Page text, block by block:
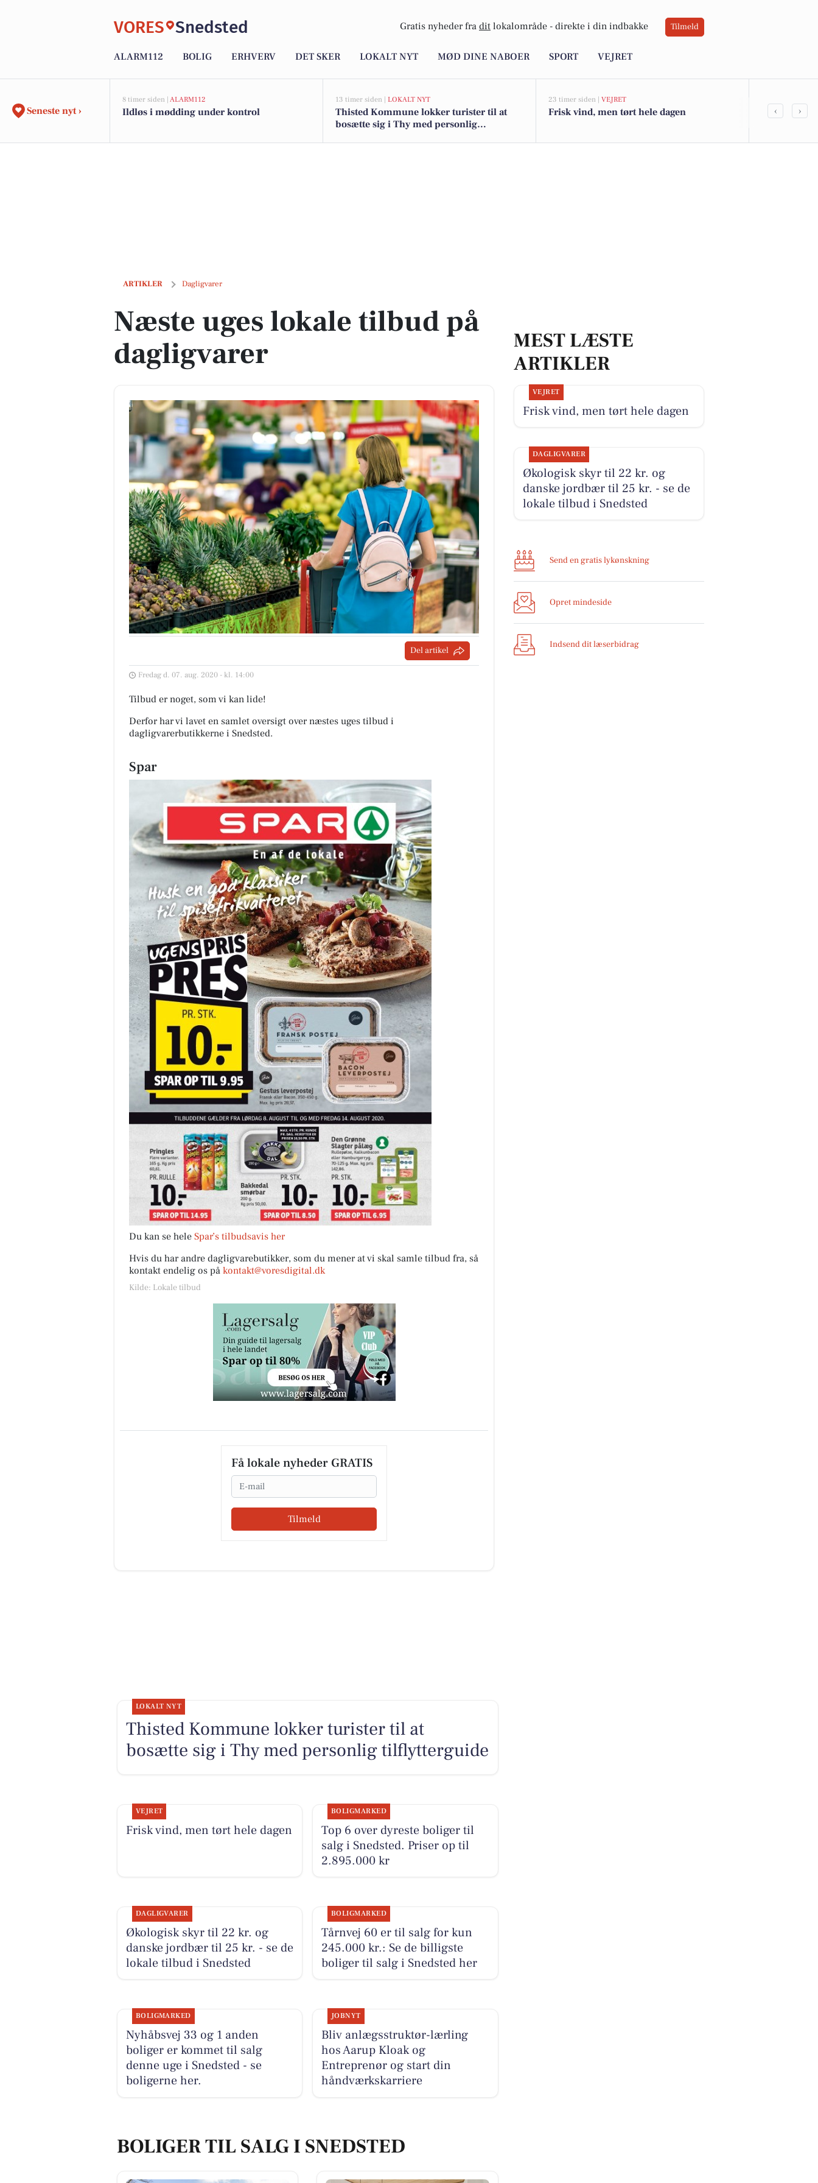
VORES Snedsted Gratis nyheder fra dit lokalområde - direkte i din indbakke Tilmeld
ALARM112 BOLIG ERHVERV DET SKER LOKALT NYT MØD DINE NABOER SPORT VEJRET
Seneste nyt ›
8 timer siden | ALARM112
Ildløs i mødding under kontrol
13 timer siden | LOKALT NYT
Thisted Kommune lokker turister til at
bosætte sig i Thy med personlig
23 timer siden | VEJRET
Frisk vind, men tørt hele dagen
Top 6 over
‹ ›
ARTIKLER Dagligvarer
Næste uges lokale tilbud på dagligvarer
Næste uges lokale tilbud på
dagligvarer
Del artikel
Fredag d. 07. aug. 2020 - kl. 14:00
Tilbud er noget, som vi kan lide!
Derfor har vi lavet en samlet oversigt over næstes uges tilbud i
dagligvarerbutikkerne i Snedsted.
Spar
Du kan se hele Spar’s tilbudsavis her
Hvis du har andre dagligvarebutikker, som du mener at vi skal samle tilbud fra, så
kontakt endelig os på kontakt@voresdigital.dk
Kilde: Lokale tilbud
Få lokale nyheder GRATIS
Email
Tilmeld
MEST LÆSTE
ARTIKLER
VEJRET
Frisk vind, men tørt hele dagen
DAGLIGVARER
Økologisk skyr til 22 kr. og
danske jordbær til 25 kr. - se de
lokale tilbud i Snedsted
Send en gratis lykønskning
Opret mindeside
Indsend dit læserbidrag
LOKALT NYT
Thisted Kommune lokker turister til at
bosætte sig i Thy med personlig tilflytterguide
VEJRET
Frisk vind, men tørt hele dagen
BOLIGMARKED
Top 6 over dyreste boliger til
salg i Snedsted. Priser op til
2.895.000 kr
DAGLIGVARER
Økologisk skyr til 22 kr. og
danske jordbær til 25 kr. - se de
lokale tilbud i Snedsted
BOLIGMARKED
Tårnvej 60 er til salg for kun
245.000 kr.: Se de billigste
boliger til salg i Snedsted her
BOLIGMARKED
Nyhåbsvej 33 og 1 anden
boliger er kommet til salg
denne uge i Snedsted - se
boligerne her.
JOBNYT
Bliv anlægsstruktør-lærling
hos Aarup Kloak og
Entreprenør og start din
håndværkskarriere
BOLIGER TIL SALG I SNEDSTED